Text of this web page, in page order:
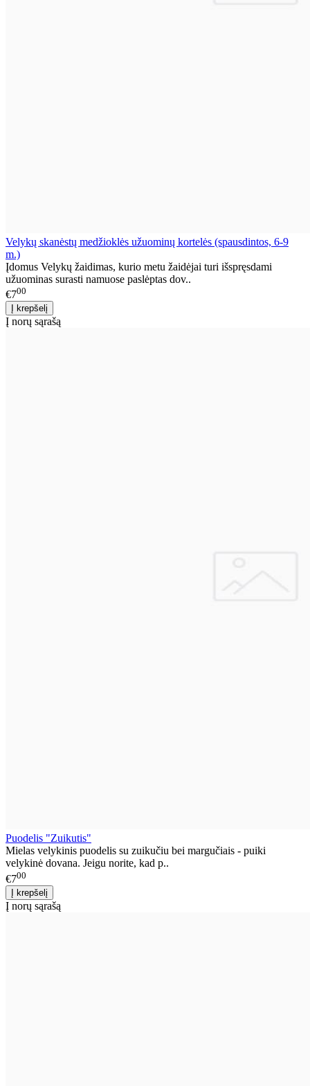
Velykų skanėstų medžioklės užuominų kortelės (spausdintos, 6-9
m.)
Įdomus Velykų žaidimas, kurio metu žaidėjai turi išspręsdami
užuominas surasti namuose paslėptas dov..
€700
Į norų sąrašą
Puodelis "Zuikutis"
Mielas velykinis puodelis su zuikučiu bei margučiais - puiki
velykinė dovana. Jeigu norite, kad p..
€700
Į norų sąrašą